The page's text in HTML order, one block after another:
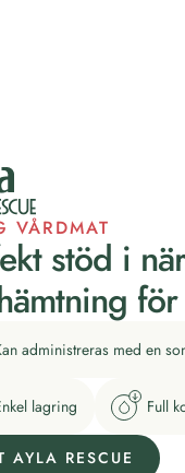
VÅRDMAT
stöd i
administreras med en
lagring Full
AYLA RESCUE